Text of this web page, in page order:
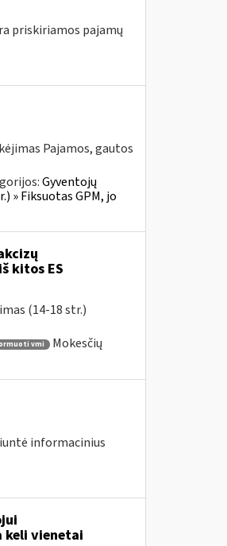
priskiriamos pajamų
Pajamos, gautos
Gyventojų
» Fiksuotas GPM, jo
kitos ES
(14-18 str.)
vmi
Mokesčių
informacinius
keli vienetai